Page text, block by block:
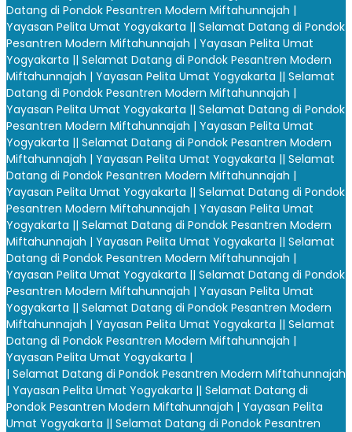
Datang di Pondok Pesantren Modern Miftahunnajah |
Yayasan Pelita Umat Yogyakarta || Selamat Datang di Pondok
Pesantren Modern Miftahunnajah | Yayasan Pelita Umat
Yogyakarta || Selamat Datang di Pondok Pesantren Modern
Miftahunnajah | Yayasan Pelita Umat Yogyakarta || Selamat
Datang di Pondok Pesantren Modern Miftahunnajah |
Yayasan Pelita Umat Yogyakarta || Selamat Datang di Pondok
Pesantren Modern Miftahunnajah | Yayasan Pelita Umat
Yogyakarta || Selamat Datang di Pondok Pesantren Modern
Miftahunnajah | Yayasan Pelita Umat Yogyakarta || Selamat
Datang di Pondok Pesantren Modern Miftahunnajah |
Yayasan Pelita Umat Yogyakarta || Selamat Datang di Pondok
Pesantren Modern Miftahunnajah | Yayasan Pelita Umat
Yogyakarta || Selamat Datang di Pondok Pesantren Modern
Miftahunnajah | Yayasan Pelita Umat Yogyakarta || Selamat
Datang di Pondok Pesantren Modern Miftahunnajah |
Yayasan Pelita Umat Yogyakarta || Selamat Datang di Pondok
Pesantren Modern Miftahunnajah | Yayasan Pelita Umat
Yogyakarta || Selamat Datang di Pondok Pesantren Modern
Miftahunnajah | Yayasan Pelita Umat Yogyakarta || Selamat
Datang di Pondok Pesantren Modern Miftahunnajah |
Yayasan Pelita Umat Yogyakarta |
| Selamat Datang di Pondok Pesantren Modern Miftahunnajah
| Yayasan Pelita Umat Yogyakarta || Selamat Datang di
Pondok Pesantren Modern Miftahunnajah | Yayasan Pelita
Umat Yogyakarta || Selamat Datang di Pondok Pesantren